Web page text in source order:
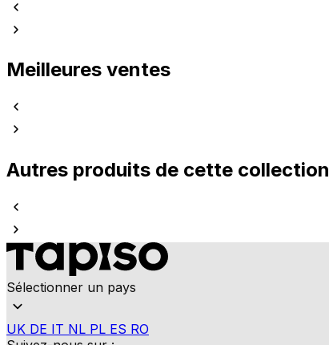
Meilleures ventes
Autres produits de cette collection
Sélectionner un pays
UK DE IT NL PL ES RO